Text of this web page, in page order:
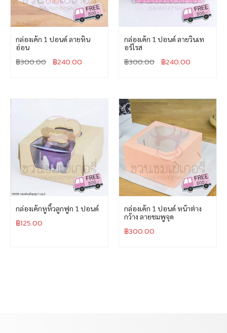
กล่องเค้ก 1 ปอนด์ ลายหิน
อ่อน
฿300.00 ฿240.00
กล่องเค้ก 1 ปอนด์ ลายวินเท
อร์โรส
฿300.00 ฿240.00
กล่องเค้กหูหิ้วลูกฟูก 1 ปอนด์
฿125.00
กล่องเค้ก 1 ปอนด์ หน้าต่าง
กว้าง ลายชมพูจุด
฿300.00